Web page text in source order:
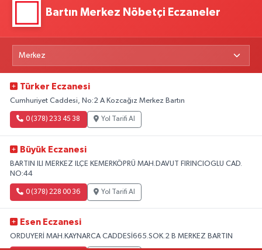
Bartın Merkez Nöbetçi Eczaneler
Türker Eczanesi
Cumhuriyet Caddesi, No:2 A Kozcağız Merkez Bartın
0 (378) 233 45 38 Yol Tarifi Al
Büyük Eczanesi
BARTIN ILI MERKEZ ILÇE KEMERKÖPRÜ MAH.DAVUT FIRINCIOGLU CAD.
NO:44
0 (378) 228 00 36 Yol Tarifi Al
Esen Eczanesi
ORDUYERİ MAH.KAYNARCA CADDESİ665.SOK.2 B MERKEZ BARTIN